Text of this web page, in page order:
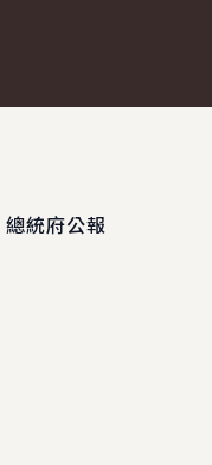
總統府公報